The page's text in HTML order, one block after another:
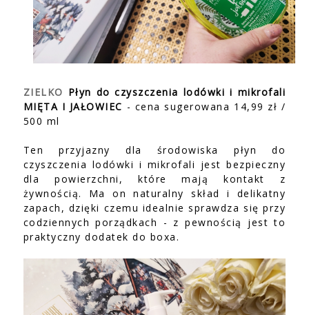
ZIELKO Płyn do czyszczenia lodówki i mikrofali
MIĘTA I JAŁOWIEC - cena sugerowana 14,99 zł /
500 ml
Ten przyjazny dla środowiska płyn do
czyszczenia lodówki i mikrofali jest bezpieczny
dla powierzchni, które mają kontakt z
żywnością. Ma on naturalny skład i delikatny
zapach, dzięki czemu idealnie sprawdza się przy
codziennych porządkach - z pewnością jest to
praktyczny dodatek do boxa.